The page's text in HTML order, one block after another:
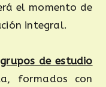
el momento de
integral.
grupos de estudio
formados con